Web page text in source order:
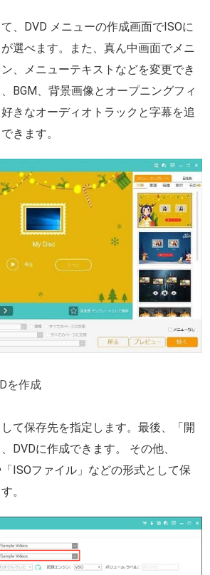
、DVD メニューの作成画面でISOに
選べます。また、真ん中画面でメニ
、メニューテキストなどを変更でき
BGM、背景画像とオープニングフィ
きなオーディオトラックと字幕を追
きます。
を作成
して保存先を指定します。最後、「開
DVDに作成できます。 その他、
「ISOファイル」などの形式として保
。